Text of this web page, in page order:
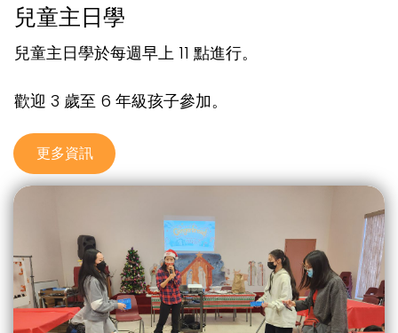
兒童主日學
兒童主日學於每週早上 11 點進行。
歡迎 3 歲至 6 年級孩子參加。
更多資訊